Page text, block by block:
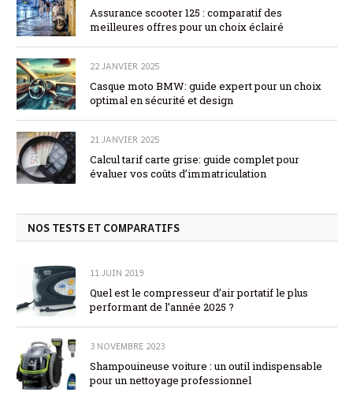
Assurance scooter 125 : comparatif des
meilleures offres pour un choix éclairé
22 JANVIER 2025
Casque moto BMW: guide expert pour un choix
optimal en sécurité et design
21 JANVIER 2025
Calcul tarif carte grise: guide complet pour
évaluer vos coûts d’immatriculation
NOS TESTS ET COMPARATIFS
11 JUIN 2019
Quel est le compresseur d’air portatif le plus
performant de l’année 2025 ?
3 NOVEMBRE 2023
Shampouineuse voiture : un outil indispensable
pour un nettoyage professionnel